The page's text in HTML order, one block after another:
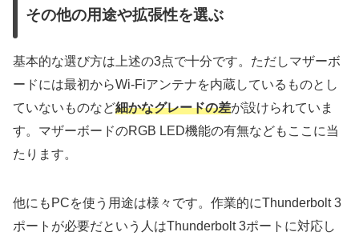
その他の用途や拡張性を選ぶ
基本的な選び方は上述の3点で十分です。ただしマザーボ
ードには最初からWi-Fiアンテナを内蔵しているものとし
ていないものなど細かなグレードの差が設けられていま
す。マザーボードのRGB LED機能の有無などもここに当
たります。
他にもPCを使う用途は様々です。作業的にThunderbolt 3
ポートが必要だという人はThunderbolt 3ポートに対応し